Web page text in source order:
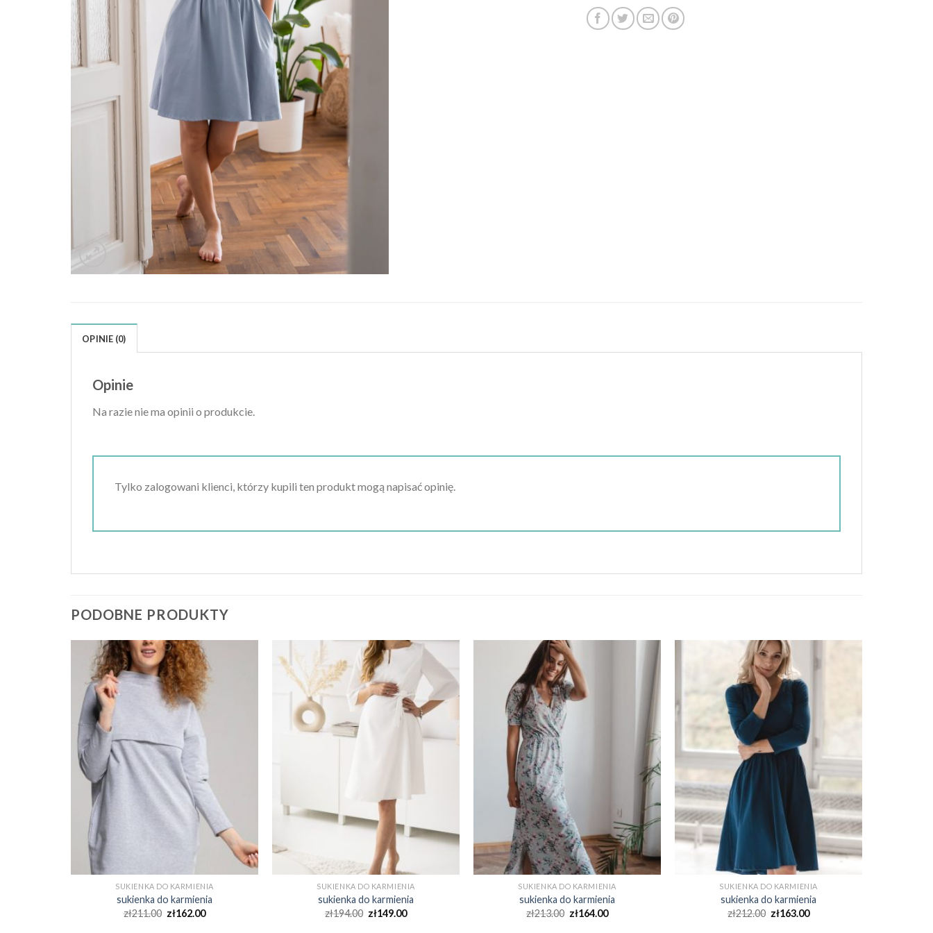
OPINIE (0)
Opinie
Na razie nie ma opinii o produkcie.
Tylko zalogowani klienci, którzy kupili ten produkt mogą napisać opinię.
PODOBNE PRODUKTY
SUKIENKA DO KARMIENIA
sukienka do karmienia
zł211.00 zł162.00
SUKIENKA DO KARMIENIA
sukienka do karmienia
zł194.00 zł149.00
SUKIENKA DO KARMIENIA
sukienka do karmienia
zł213.00 zł164.00
SUKIENKA DO KARMIENIA
sukienka do karmienia
zł212.00 zł163.00